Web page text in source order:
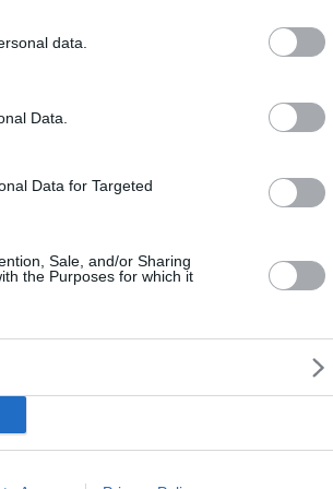
data.
Data.
Data for Targeted
Sale, and/or Sharing
the Purposes for which it
καλώδιο Ελλάδας – Κύπρου:
επανεκκίνηση του έργου